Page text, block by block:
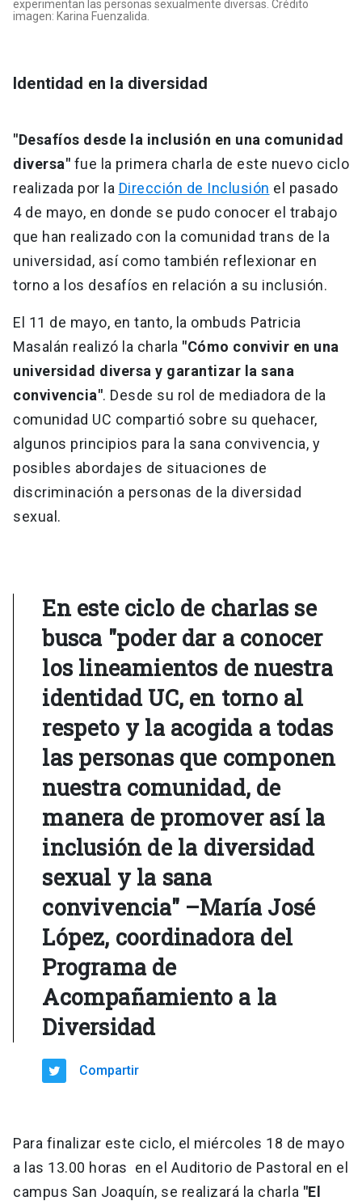
experimentan las personas sexualmente diversas. Crédito
imagen: Karina Fuenzalida.
Identidad en la diversidad
"Desafíos desde la inclusión en una comunidad
diversa" fue la primera charla de este nuevo ciclo
realizada por la Dirección de Inclusión el pasado
4 de mayo, en donde se pudo conocer el trabajo
que han realizado con la comunidad trans de la
universidad, así como también reflexionar en
torno a los desafíos en relación a su inclusión.
El 11 de mayo, en tanto, la ombuds Patricia
Masalán realizó la charla "Cómo convivir en una
universidad diversa y garantizar la sana
convivencia". Desde su rol de mediadora de la
comunidad UC compartió sobre su quehacer,
algunos principios para la sana convivencia, y
posibles abordajes de situaciones de
discriminación a personas de la diversidad
sexual.
En este ciclo de charlas se
busca "poder dar a conocer
los lineamientos de nuestra
identidad UC, en torno al
respeto y la acogida a todas
las personas que componen
nuestra comunidad, de
manera de promover así la
inclusión de la diversidad
sexual y la sana
convivencia" –María José
López, coordinadora del
Programa de
Acompañamiento a la
Diversidad
Compartir
Para finalizar este ciclo, el miércoles 18 de mayo
a las 13.00 horas en el Auditorio de Pastoral en el
campus San Joaquín, se realizará la charla "El